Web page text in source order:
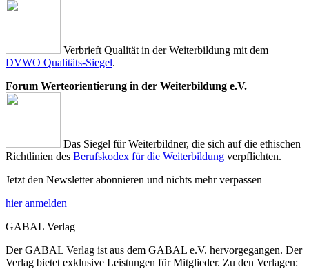
Verbrieft Qualität in der Weiterbildung mit dem
DVWO Qualitäts-Siegel.
Forum Werteorientierung in der Weiterbildung e.V.
Das Siegel für Weiterbildner, die sich auf die ethischen
Richtlinien des Berufskodex für die Weiterbildung verpflichten.
Jetzt den Newsletter abonnieren und nichts mehr verpassen
hier anmelden
GABAL Verlag
Der GABAL Verlag ist aus dem GABAL e.V. hervorgegangen. Der
Verlag bietet exklusive Leistungen für Mitglieder. Zu den Verlagen: